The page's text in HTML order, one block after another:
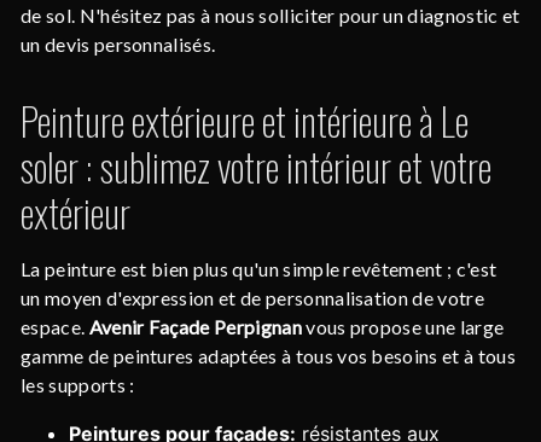
de sol. N'hésitez pas à nous solliciter pour un diagnostic et
un devis personnalisés.
Peinture extérieure et intérieure à Le
soler : sublimez votre intérieur et votre
extérieur
La peinture est bien plus qu'un simple revêtement ; c'est
un moyen d'expression et de personnalisation de votre
espace. Avenir Façade Perpignanvous propose une large
gamme de peintures adaptées à tous vos besoins et à tous
les supports :
Peintures pour façades: résistantes aux